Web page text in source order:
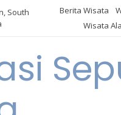
South
Berita Wisata
Wisata